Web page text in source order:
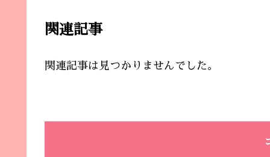
関連記事
関連記事は見つかりませんでした。